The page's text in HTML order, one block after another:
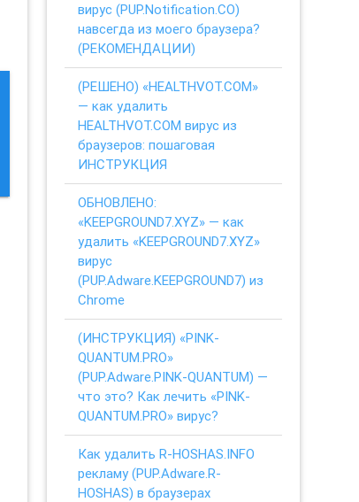
вирус (PUP.Notification.CO)
навсегда из моего браузера?
(РЕКОМЕНДАЦИИ)
(РЕШЕНО) «HEALTHVOT.COM»
— как удалить
HEALTHVOT.COM вирус из
браузеров: пошаговая
ИНСТРУКЦИЯ
ОБНОВЛЕНО:
«KEEPGROUND7.XYZ» — как
удалить «KEEPGROUND7.XYZ»
вирус
(PUP.Adware.KEEPGROUND7) из
Chrome
(ИНСТРУКЦИЯ) «PINK-
QUANTUM.PRO»
(PUP.Adware.PINK-QUANTUM) —
что это? Как лечить «PINK-
QUANTUM.PRO» вирус?
Как удалить R-HOSHAS.INFO
рекламу (PUP.Adware.R-
HOSHAS) в браузерах